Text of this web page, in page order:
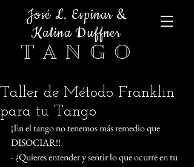
José L. Espinar &
Kalina Duffner
T A N G O
Taller de Método Franklin
para tu Tango
¡En el tango no tenemos más remedio que
DISOCIAR!!
- ¿Quieres entender y sentir lo que ocurre en tu